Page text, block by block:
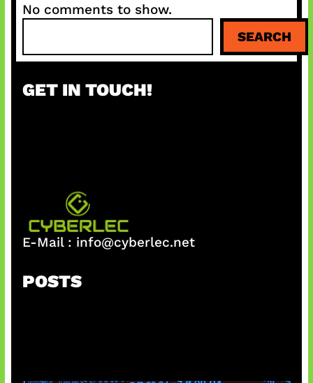
No comments to show.
a
c
SEARCH
GET IN TOUCH!
E-Mail : info@cyberlec.net
POSTS